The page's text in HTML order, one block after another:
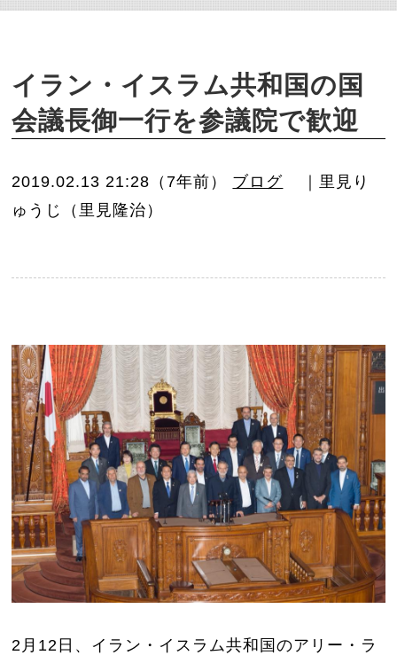
イラン・イスラム共和国の国
会議長御一行を参議院で歓迎
2019.02.13 21:28（7年前） ブログ
｜里見り
ゅうじ（里見隆治）
2月12日、イラン・イスラム共和国のアリー・ラ